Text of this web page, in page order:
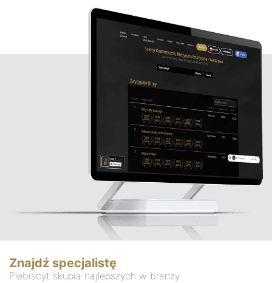
Znajdź specjalistę
Plebiscyt skupia najlepszych w branży